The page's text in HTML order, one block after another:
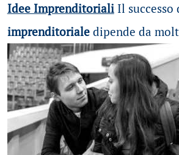
Idee ImprenditorialiIl successo
imprenditorialedipende da